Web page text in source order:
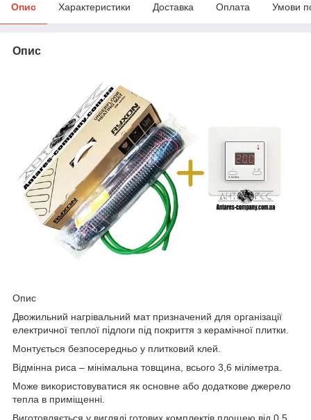
Опис Характеристики Доставка Оплата Умови
Опис
Опис
Двожильний нагрівальний мат призначений для організації
електричної теплої підлоги під покриття з керамічної плитки.
Монтується безпосередньо у плитковий клей.
Відмінна риса – мінімальна товщина, всього 3,6 міліметра.
Може використовуватися як основне або додаткове джерело
тепла в приміщенні.
Виготовляється у вигляді готових комплектів площею від 0,5